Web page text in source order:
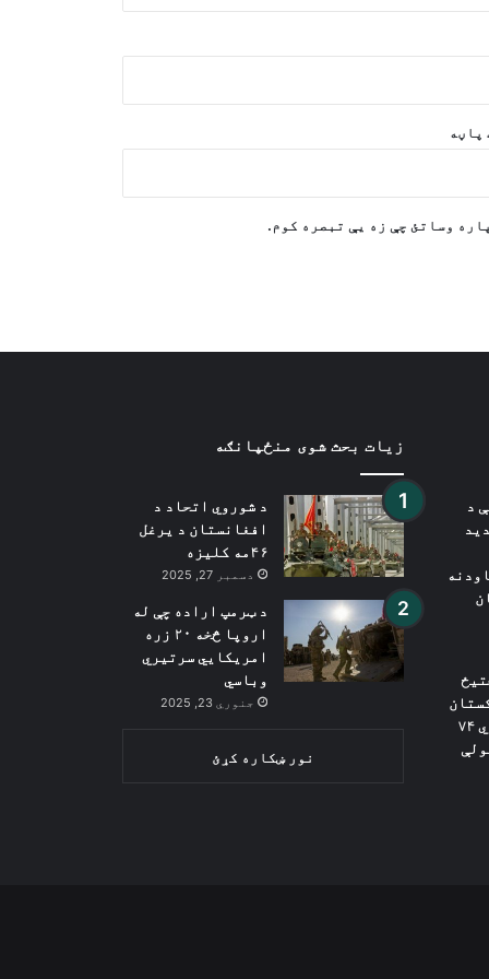
زیات کسان بې ځایه شوي دي
سمندر ته د اورګاډي د لارې په اړه د
پاڼه
وساتئ چې زه یې تبصره کوم.
د
څخه قاچاق شوي ۷۴
زیات بحث شوی منځپانګه
د شوروي اتحاد د
افغانستان د یرغل
۴۶مه کلیزه
دسمبر 27, 2025
د ټرمپ اراده چې له
اروپا څخه ۲۰ زره
امریکایي سرتیري
وباسي
جنوري 23, 2025
نور ښکاره کړئ